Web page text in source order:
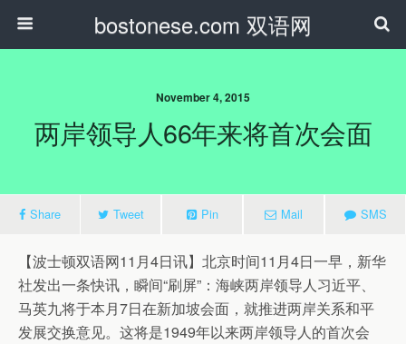
bostonese.com 双语网
November 4, 2015
两岸领导人66年来将首次会面
Share Tweet Pin Mail SMS
【波士顿双语网11月4日讯】北京时间11月4日一早，新华
社发出一条快讯，瞬间“刷屏”：海峡两岸领导人习近平、
马英九将于本月7日在新加坡会面，就推进两岸关系和平
发展交换意见。这将是1949年以来两岸领导人的首次会